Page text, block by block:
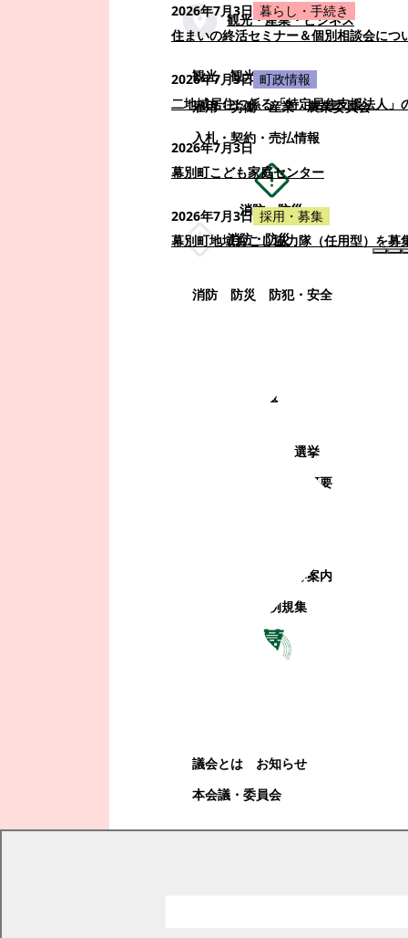
観光・産業・ビジネス
観光
観光・イベント
雇用・労働
産業
農業委員会
入札・契約・売払情報
消防・防災
消防・防災
消防 防災 防犯・安全
町政情報
選挙
町の概要
観光地・公共施設等案内
電子掲示場・例規集
議会とは
お知らせ
本会議・委員会
2026年7月3日 暮らし・手続き
住まいの終活セミナー＆個別相談会につ
2026年7月3日 町政情報
二地域居住に係る「特定居住支援法人」
2026年7月3日
幕別町こども家庭センター
2026年7月3日 採用・募集
幕別町地域おこし協力隊（任用型）を募